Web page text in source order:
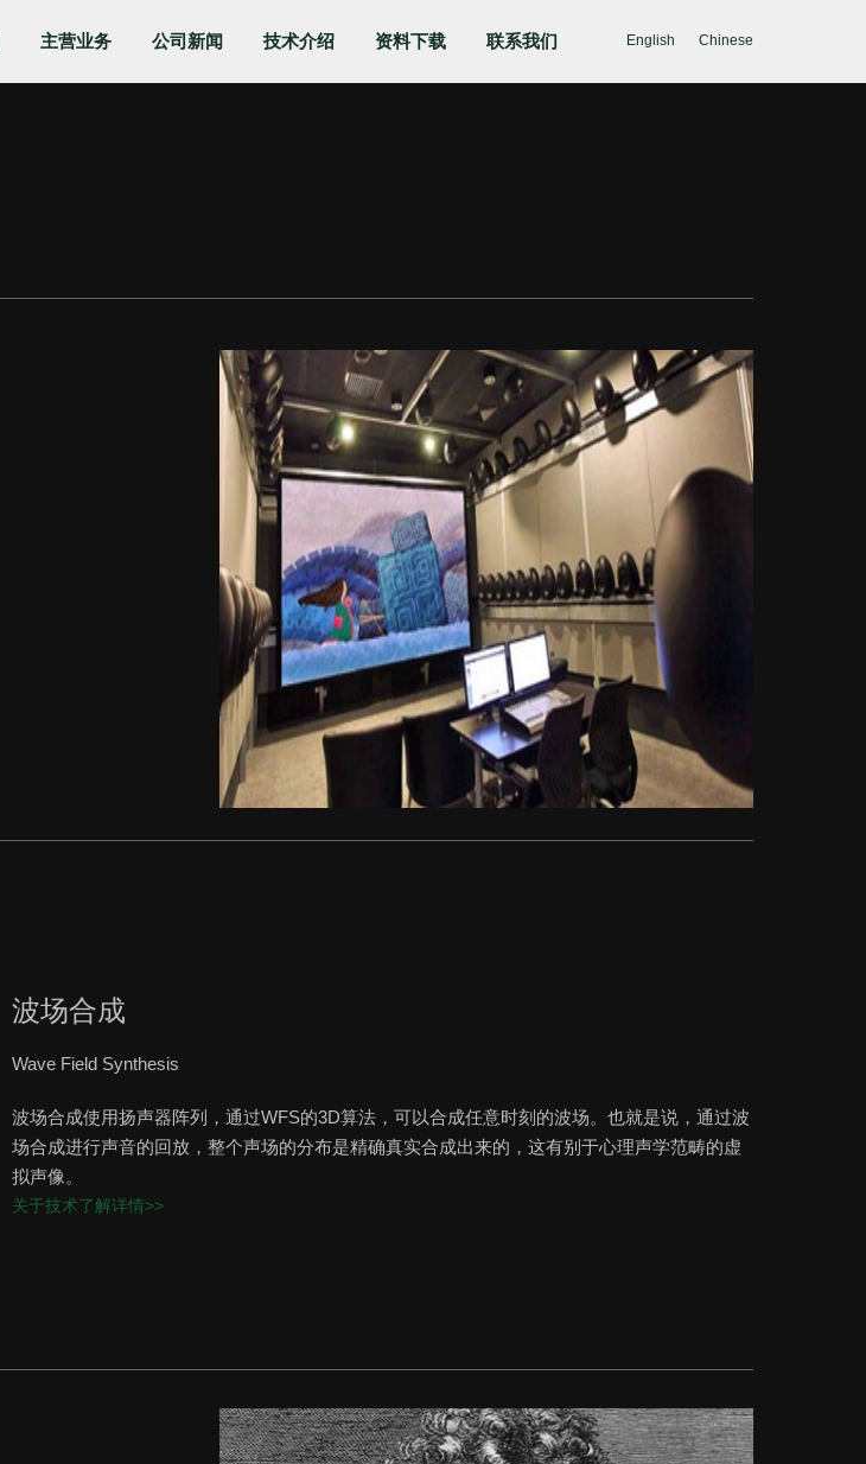
主营业务 公司新闻 技术介绍 资料下载 联系我们 English Chinese
波场合成
Wave Field Synthesis
波场合成使用扬声器阵列，通过WFS的3D算法，可以合成任意时刻的波场。也就是说，通过波
场合成进行声音的回放，整个声场的分布是精确真实合成出来的，这有别于心理声学范畴的虚
拟声像。
关于技术了解详情>>